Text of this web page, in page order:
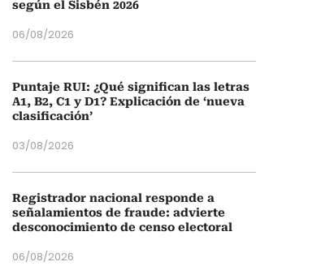
según el Sisbén 2026
06/08/2026
Puntaje RUI: ¿Qué significan las letras
A1, B2, C1 y D1? Explicación de ‘nueva
clasificación’
03/08/2026
Registrador nacional responde a
señalamientos de fraude: advierte
desconocimiento de censo electoral
06/08/2026